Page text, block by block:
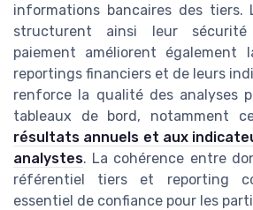
informations bancaires des tiers.
structurent ainsi leur
paiement améliorent également
reportings financiers et de leurs
renforce la qualité des analyses
tableaux de bord, notamment
résultats annuels et aux
analystes. La cohérence entre
référentiel tiers et reporting
essentiel de confiance pour les